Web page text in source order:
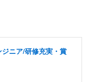
ニア/研修充実・賞